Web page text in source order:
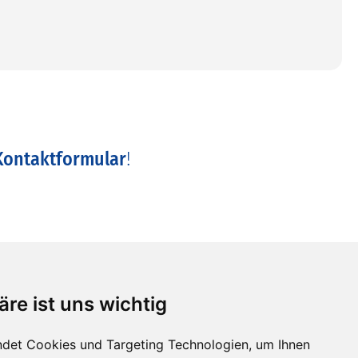
ist uns wichtig
Cookies und Targeting Technologien, um Ihnen
!
Unsere Öffnungszeiten